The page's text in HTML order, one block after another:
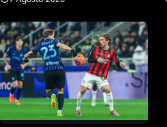
un’insospettabile